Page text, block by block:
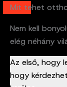
Mit tehet
Nem kell
elég néhány
Az első, hogy
hogy